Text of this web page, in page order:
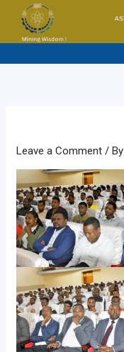
content
Leave a Comment /